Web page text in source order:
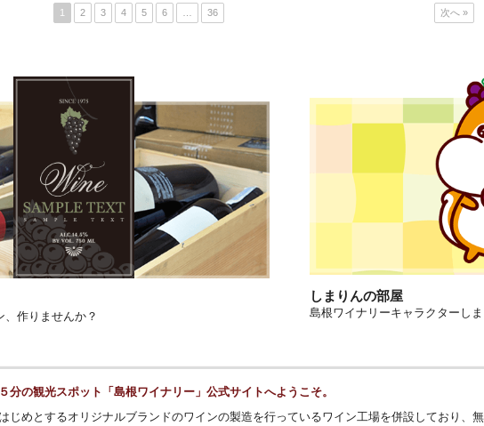
1 2 3 4 5 6 36 次へ »
作りませんか？
しまりんの部屋
島根ワイナリーキャラクターし
分の観光スポット「島根ワイナリー」公式サイトへようこそ。
じめとするオリジナルブランドのワインの製造を行っているワイン工場を併設しており、